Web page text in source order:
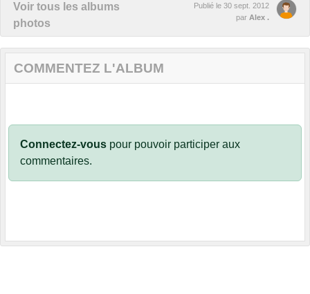
Voir tous les albums
photos
Publié le 30 sept. 2012
par Alex .
COMMENTEZ L'ALBUM
Connectez-vous pour pouvoir participer aux
commentaires.